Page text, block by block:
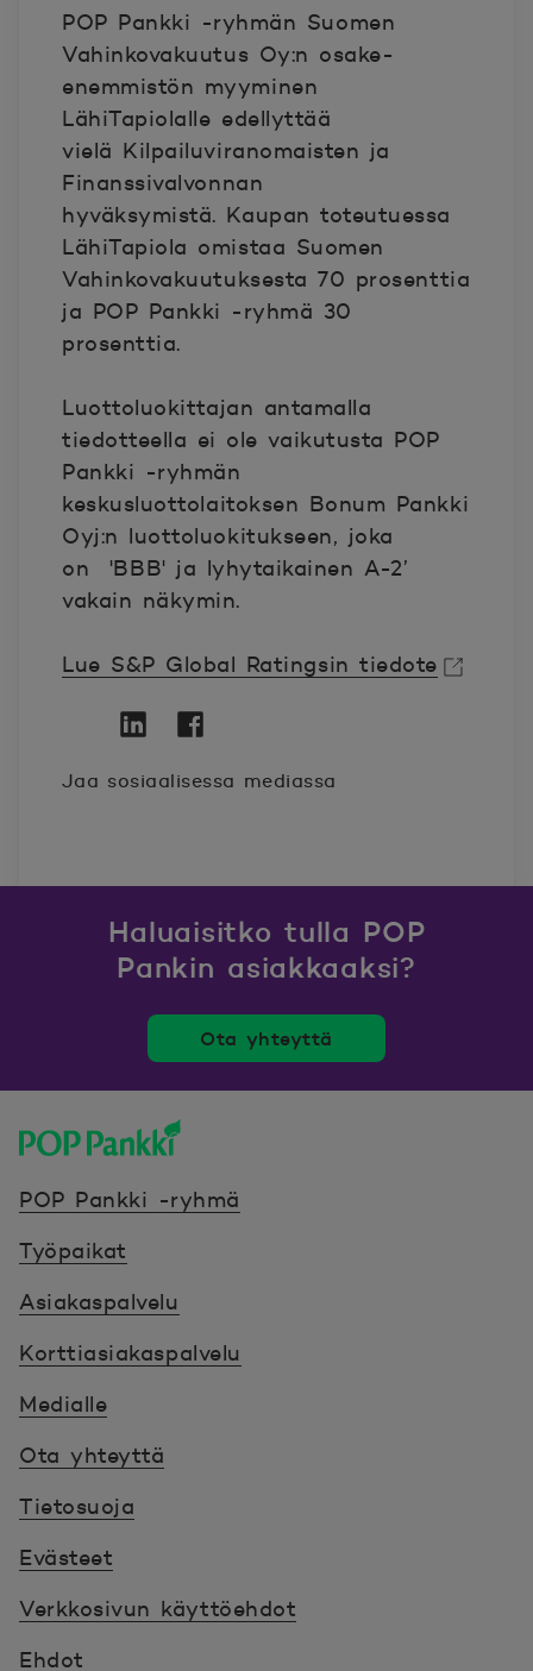
POP Pankki -ryhmän Suomen
Vahinkovakuutus Oy:n osake-
enemmistön myyminen
LähiTapiolalle edellyttää
vielä Kilpailuviranomaisten ja
Finanssivalvonnan
hyväksymistä. Kaupan toteutuessa
LähiTapiola omistaa Suomen
Vahinkovakuutuksesta 70 prosenttia
ja POP Pankki -ryhmä 30
prosenttia.
Luottoluokittajan antamalla
tiedotteella ei ole vaikutusta POP
Pankki -ryhmän
keskusluottolaitoksen Bonum Pankki
Oyj:n luottoluokitukseen, joka
on 'BBB' ja lyhytaikainen A-2’
vakain näkymin.
Lue S&P Global Ratingsin tiedote
Jaa sosiaalisessa mediassa
Haluaisitko tulla POP
Pankin asiakkaaksi?
Ota yhteyttä
POP Pankki -ryhmä
Työpaikat
Asiakaspalvelu
Korttiasiakaspalvelu
Medialle
Ota yhteyttä
Tietosuoja
Evästeet
Verkkosivun käyttöehdot
Ehdot